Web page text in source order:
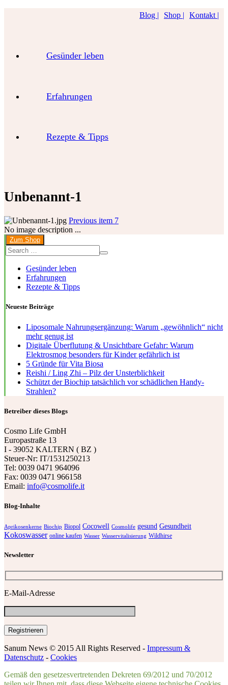
Blog | Shop | Kontakt |
Gesünder leben
Erfahrungen
Rezepte & Tipps
Unbenannt-1
Previous item 7
No image description ...
Zum Shop
Gesünder leben
Erfahrungen
Rezepte & Tipps
Neueste Beiträge
Liposomale Nahrungsergänzung: Warum „gewöhnlich“ nicht
mehr genug ist
Digitale Überflutung & Unsichtbare Gefahr: Warum
Elektrosmog besonders für Kinder gefährlich ist
5 Gründe für Vita Biosa
Reishi / Ling Zhi – Pilz der Unsterblichkeit
Schützt der Biochip tatsächlich vor schädlichen Handy-
Strahlen?
Betreiber dieses Blogs
Cosmo Life GmbH
Europastraße 13
I - 39052 KALTERN ( BZ )
Steuer-Nr: IT/1531250213
Tel: 0039 0471 964096
Fax: 0039 0471 966158
Email: info@cosmolife.it
Blog-Inhalte
Aprikosenkerne Biochip Biopol Cocowell Cosmolife gesund Gesundheit
Kokoswasser online kaufen Wasser Wasservitalisierung Wildhirse
Newsletter
E-Mail-Adresse
Sanum News © 2015 All Rights Reserved - Impressum &
Datenschutz - Cookies
Gemäß den gesetzesvertretenden Dekreten 69/2012 und 70/2012